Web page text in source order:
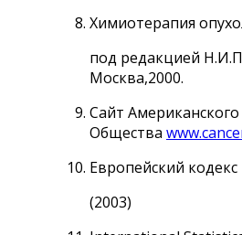
Химиотерапия
под редакцией
Москва,2000.
Сайт
Общества
Европейский
(2003)